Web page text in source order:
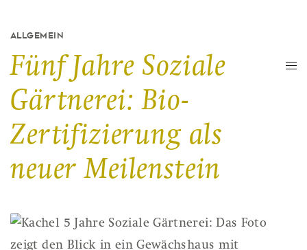
ALLGEMEIN
Fünf Jahre Soziale
Gärtnerei: Bio-
Zertifizierung als
neuer Meilenstein